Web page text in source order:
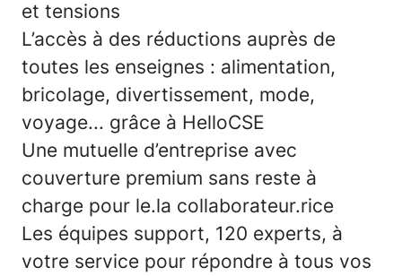
et tensions
L’accès à des réductions auprès de
toutes les enseignes : alimentation,
bricolage, divertissement, mode,
voyage... grâce à HelloCSE
Une mutuelle d’entreprise avec
couverture premium sans reste à
charge pour le.la collaborateur.rice
Les équipes support, 120 experts, à
votre service pour répondre à tous vos